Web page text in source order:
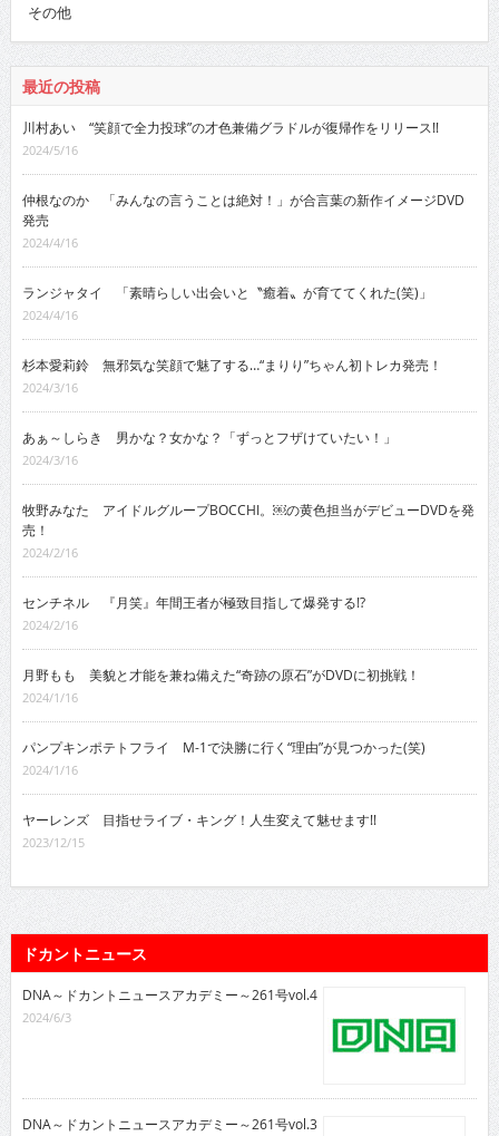
その他
最近の投稿
川村あい “笑顔で全力投球”の才色兼備グラドルが復帰作をリリース!!
2024/5/16
仲根なのか 「みんなの言うことは絶対！」が合言葉の新作イメージDVD
発売
2024/4/16
ランジャタイ 「素晴らしい出会いと〝癒着〟が育ててくれた(笑)」
2024/4/16
杉本愛莉鈴 無邪気な笑顔で魅了する…“まりり”ちゃん初トレカ発売！
2024/3/16
あぁ～しらき 男かな？女かな？「ずっとフザけていたい！」
2024/3/16
牧野みなた アイドルグループBOCCHI。￼の黄色担当がデビューDVDを発
売！
2024/2/16
センチネル 『月笑』年間王者が極致目指して爆発する!?
2024/2/16
月野もも 美貌と才能を兼ね備えた“奇跡の原石”がDVDに初挑戦！
2024/1/16
パンプキンポテトフライ M-1で決勝に行く“理由”が見つかった(笑)
2024/1/16
ヤーレンズ 目指せライブ・キング！人生変えて魅せます!!
2023/12/15
ドカントニュース
DNA～ドカントニュースアカデミー～261号vol.4
2024/6/3
DNA～ドカントニュースアカデミー～261号vol.3